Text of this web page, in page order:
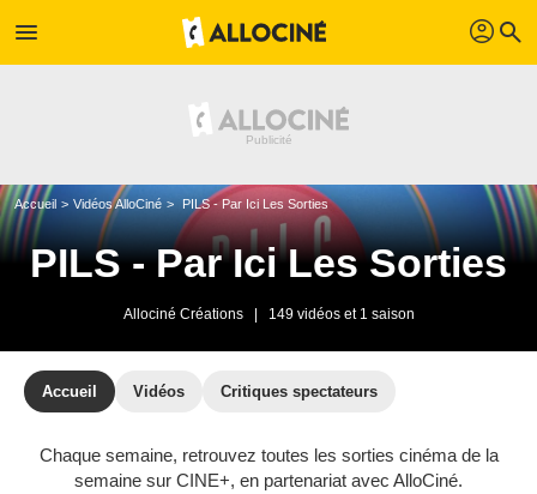
menu profil search
Accueil Vidéos AlloCiné PILS - Par Ici Les Sorties
PILS - Par Ici Les Sorties
Allociné Créations 149 vidéos et 1 saison
Accueil Vidéos Critiques spectateurs
Chaque semaine, retrouvez toutes les sorties cinéma de la
semaine sur CINE+, en partenariat avec AlloCiné.